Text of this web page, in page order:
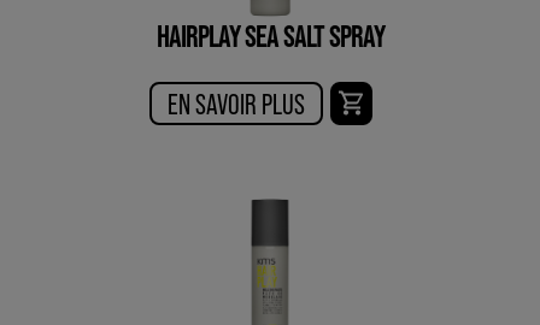
HAIRPLAY SEA SALT SPRAY
EN SAVOIR PLUS